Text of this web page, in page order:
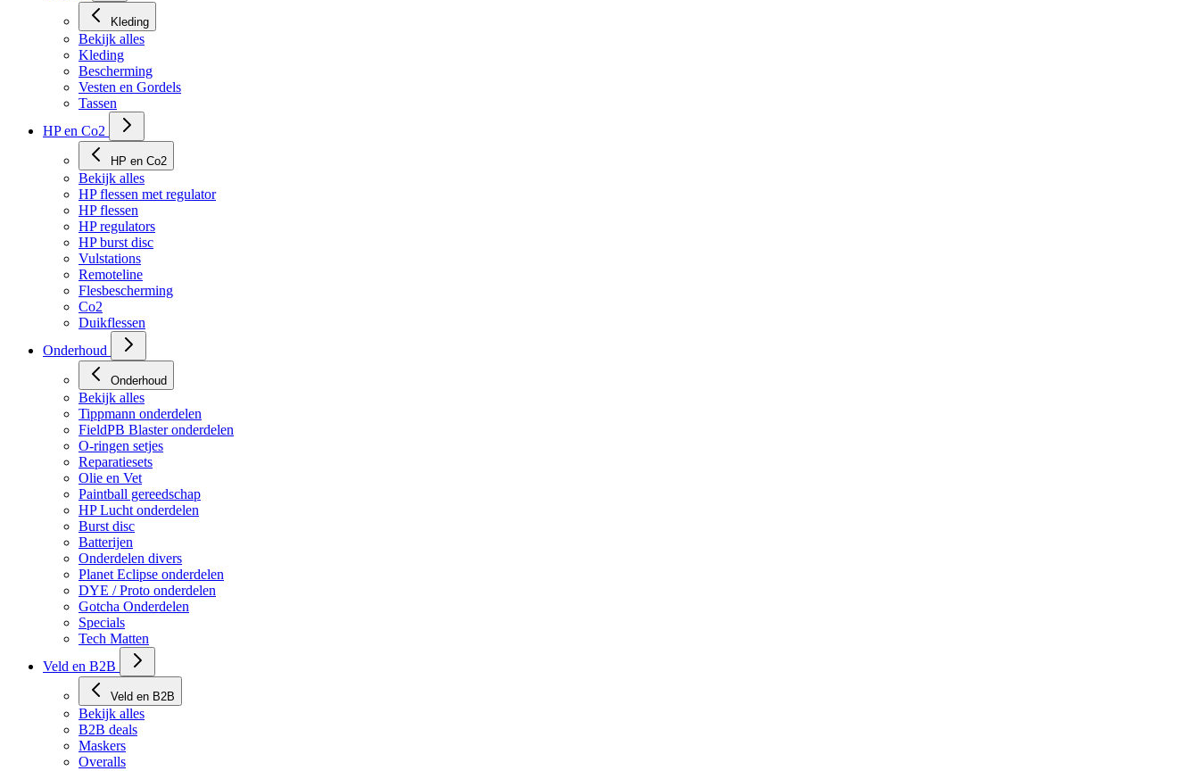
Kleding
Bekijk alles
Kleding
Bescherming
Vesten en Gordels
Tassen
HP en Co2
HP en Co2
Bekijk alles
HP flessen met regulator
HP flessen
HP regulators
HP burst disc
Vulstations
Remoteline
Flesbescherming
Co2
Duikflessen
Onderhoud
Onderhoud
Bekijk alles
Tippmann onderdelen
FieldPB Blaster onderdelen
O-ringen setjes
Reparatiesets
Olie en Vet
Paintball gereedschap
HP Lucht onderdelen
Burst disc
Batterijen
Onderdelen divers
Planet Eclipse onderdelen
DYE / Proto onderdelen
Gotcha Onderdelen
Specials
Tech Matten
Veld en B2B
Veld en B2B
Bekijk alles
B2B deals
Maskers
Overalls